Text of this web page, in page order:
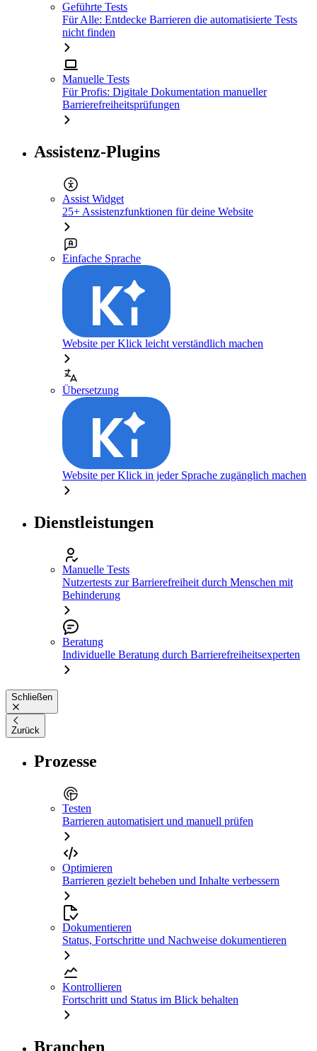
Geführte Tests
Für Alle: Entdecke Barrieren die automatisierte Tests
nicht finden
Manuelle Tests
Für Profis: Digitale Dokumentation manueller
Barrierefreiheitsprüfungen
Assistenz-Plugins
Assist Widget
25+ Assistenzfunktionen für deine Website
Einfache Sprache
Website per Klick leicht verständlich machen
Übersetzung
Website per Klick in jeder Sprache zugänglich machen
Dienstleistungen
Manuelle Tests
Nutzertests zur Barrierefreiheit durch Menschen mit
Behinderung
Beratung
Individuelle Beratung durch Barrierefreiheitsexperten
Schließen
Zurück
Prozesse
Testen
Barrieren automatisiert und manuell prüfen
Optimieren
Barrieren gezielt beheben und Inhalte verbessern
Dokumentieren
Status, Fortschritte und Nachweise dokumentieren
Kontrollieren
Fortschritt und Status im Blick behalten
Branchen